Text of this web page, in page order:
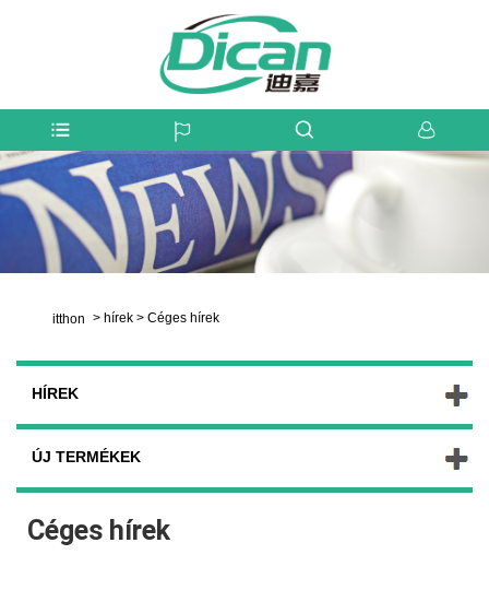
itthon > hírek > Céges hírek
HÍREK
ÚJ TERMÉKEK
Céges hírek